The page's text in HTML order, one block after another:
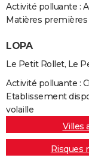
Bricolage
Lifestyle
Culture
Sport
Auto
Television
Voyage
Cinema
Activité polluante :
Matières premières
LOPA
Le Petit Rollet, Le
Activité polluante :
Etablissement
volaille
Villes
Risques